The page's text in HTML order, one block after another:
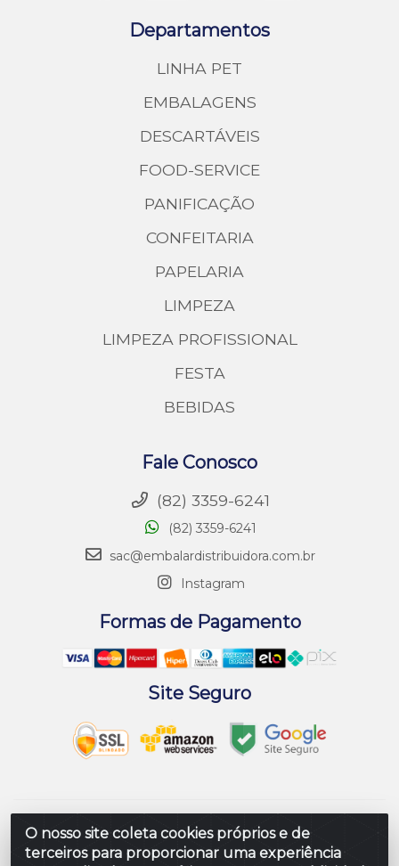
O nosso site coleta cookies próprios e de
terceiros para proporcionar uma experiência
Departamentos
LINHA PET
EMBALAGENS
DESCARTÁVEIS
FOOD-SERVICE
PANIFICAÇÃO
CONFEITARIA
PAPELARIA
LIMPEZA
LIMPEZA PROFISSIONAL
FESTA
BEBIDAS
Fale Conosco
(82) 3359-6241
(82) 3359-6241
sac@embalardistribuidora.com.br
Instagram
Formas de Pagamento
Site Seguro
Embalar Distribuidora de Embalagens LTDA - Rodovia
Br 104 Al, Loteamento Paraiso, S/N - Prefeito Antonio L